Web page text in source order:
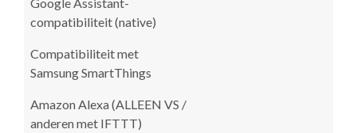
compatibiliteit (native)
Compatibiliteit met
Samsung SmartThings
Amazon Alexa (ALLEEN VS /
anderen met IFTTT)